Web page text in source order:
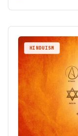
HINDUISM